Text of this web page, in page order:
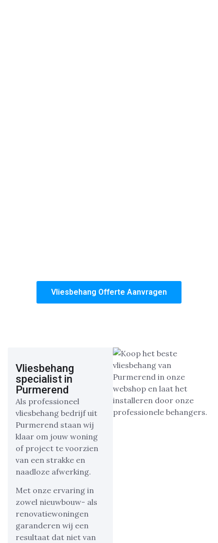
Vliesbehang Offerte Aanvragen
Vliesbehang
specialist in
Purmerend
Als professioneel
vliesbehang bedrijf uit
Purmerend staan wij
klaar om jouw woning
of project te voorzien
van een strakke en
naadloze afwerking.
Met onze ervaring in
zowel nieuwbouw- als
renovatiewoningen
garanderen wij een
resultaat dat niet van